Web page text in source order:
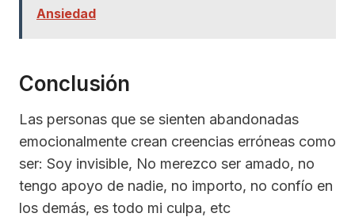
Ansiedad
Conclusión
Las personas que se sienten abandonadas
emocionalmente crean creencias erróneas como
ser: Soy invisible, No merezco ser amado, no
tengo apoyo de nadie, no importo, no confío en
los demás, es todo mi culpa, etc